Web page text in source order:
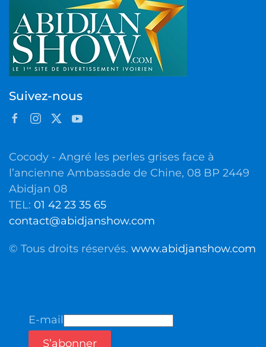
Suivez-nous
Cocody - Angré les perles grises face à
l’ancienne Ambassade de Chine, 08 BP 2449
Abidjan 08
TEL: 01 42 23 35 65
contact@abidjanshow.com
© Tous droits réservés. www.abidjanshow.com
E-mail
S’abonner